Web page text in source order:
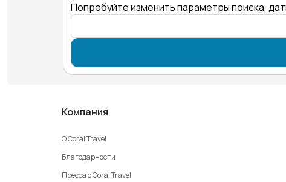
Попробуйте изменить параметры поиска,
Компания
О Coral Travel
Благодарности
Пресса о Coral Travel